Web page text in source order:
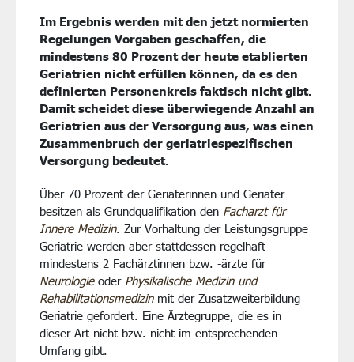
Im Ergebnis werden mit den jetzt normierten
Regelungen Vorgaben geschaffen, die
mindestens 80 Prozent der heute etablierten
Geriatrien nicht erfüllen können, da es den
definierten Personenkreis faktisch nicht gibt.
Damit scheidet diese überwiegende Anzahl an
Geriatrien aus der Versorgung aus, was einen
Zusammenbruch der geriatriespezifischen
Versorgung bedeutet.
Über 70 Prozent der Geriaterinnen und Geriater
besitzen als Grundqualifikation den Facharzt für
Innere Medizin. Zur Vorhaltung der Leistungsgruppe
Geriatrie werden aber stattdessen regelhaft
mindestens 2 Fachärztinnen bzw. -ärzte für
Neurologieoder Physikalische Medizin und
Rehabilitationsmedizinmit der Zusatzweiterbildung
Geriatrie gefordert. Eine Ärztegruppe, die es in
dieser Art nicht bzw. nicht im entsprechenden
Umfang gibt.